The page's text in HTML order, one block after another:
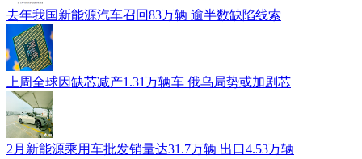
去年我国新能源汽车召回83万辆 逾半数缺陷线索
上周全球因缺芯减产1.31万辆车 俄乌局势或加剧芯
2月新能源乘用车批发销量达31.7万辆 出口4.53万辆